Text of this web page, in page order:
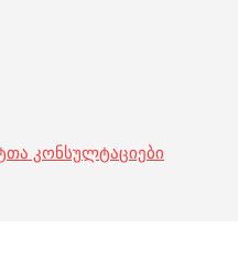
კონსულტაციები